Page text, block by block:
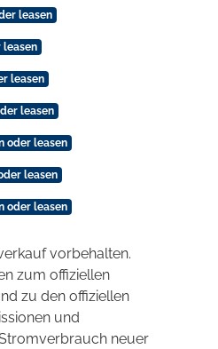
leasen
leasen
leasen
leasen
oder leasen
leasen
oder leasen
vorbehalten.
zum offiziellen
zu den offiziellen
und
neuer